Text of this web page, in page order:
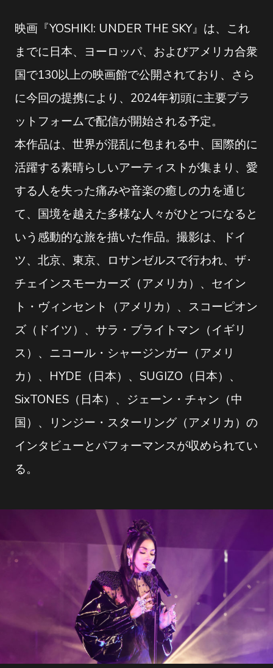
映画『YOSHIKI: UNDER THE SKY』は、これ
までに日本、ヨーロッパ、およびアメリカ合衆
国で130以上の映画館で公開されており、さら
に今回の提携により、2024年初頭に主要プラ
ットフォームで配信が開始される予定。
本作品は、世界が混乱に包まれる中、国際的に
活躍する素晴らしいアーティストが集まり、愛
する人を失った痛みや音楽の癒しの力を通じ
て、国境を越えた多様な人々がひとつになると
いう感動的な旅を描いた作品。撮影は、ドイ
ツ、北京、東京、ロサンゼルスで行われ、ザ･
チェインスモーカーズ（アメリカ）、セイン
ト・ヴィンセント（アメリカ）、スコーピオン
ズ（ドイツ）、サラ・ブライトマン（イギリ
ス）、ニコール・シャージンガー（アメリ
カ）、HYDE（日本）、SUGIZO（日本）、
SixTONES（日本）、ジェーン・チャン（中
国）、リンジー・スターリング（アメリカ）の
インタビューとパフォーマンスが収められてい
る。